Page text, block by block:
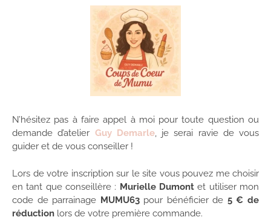
N’hésitez pas à faire appel à moi pour toute question ou
demande d’atelier Guy Demarle, je serai ravie de vous
guider et de vous conseiller !
Lors de votre inscription sur le site vous pouvez me choisir
en tant que conseillère : Murielle Dumont et utiliser mon
code de parrainage MUMU63pour bénéficier de 5 € de
réduction lors de votre première commande.